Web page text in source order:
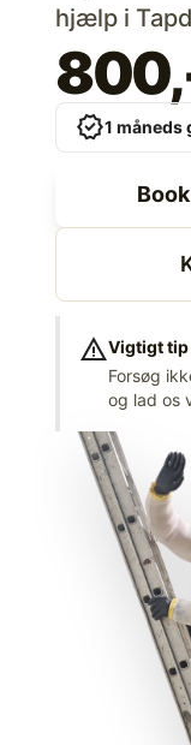
hjælp i
verified1 måneds
warningVigtigt tip
Forsøg
og lad os